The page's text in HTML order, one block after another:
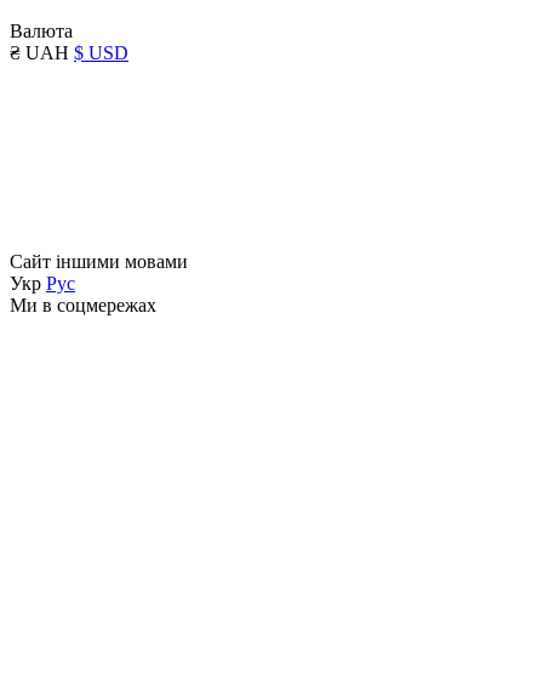
Валюта
₴ UAH $ USD
Сайт іншими мовами
Укр Рус
Ми в соцмережах